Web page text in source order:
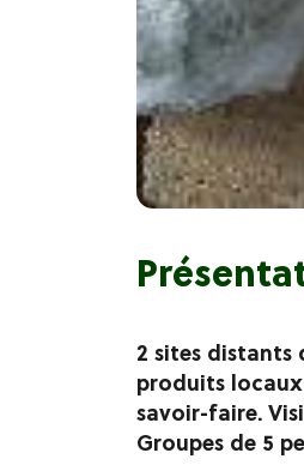
2 sites distants
produits
savoir-faire.
Groupes de 5